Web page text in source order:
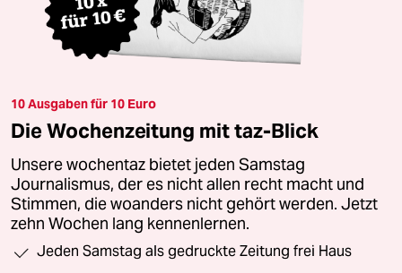
10 Ausgaben für 10 Euro
Die Wochenzeitung mit taz-Blick
Unsere wochentaz bietet jeden Samstag
Journalismus, der es nicht allen recht macht und
Stimmen, die woanders nicht gehört werden. Jetzt
zehn Wochen lang kennenlernen.
Jeden Samstag als gedruckte Zeitung frei Haus